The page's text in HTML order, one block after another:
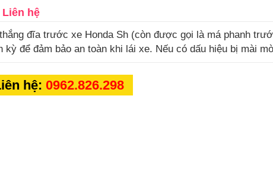
Liên hệ
đĩa trước xe Honda Sh (còn được gọi là má phanh
kỳ để đảm bảo an toàn khi lái xe. Nếu có dấu hiệu bị mài
hệ: 0962.826.298